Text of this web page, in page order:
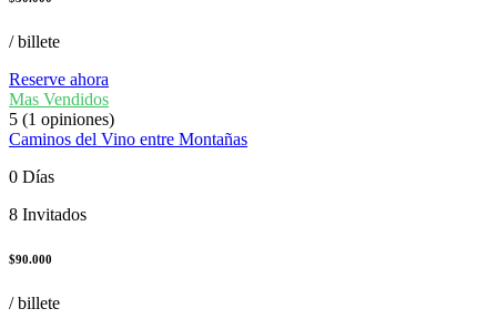
/ billete
Reserve ahora
Mas Vendidos
5 (1 opiniones)
Caminos del Vino entre Montañas
0 Días
8 Invitados
$90.000
/ billete